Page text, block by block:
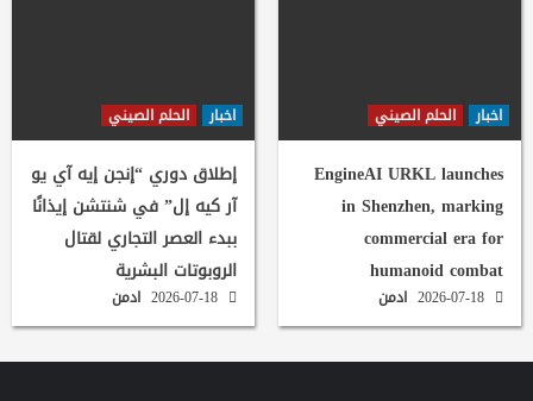
اخبار الحلم الصيني
EngineAI URKL launches
in Shenzhen, marking
commercial era for
humanoid combat
ادمن
اخبار الحلم الصيني
إطلاق دوري “إنجن إيه آي يو
آر كيه إل” في شنتشن إيذانًا
ببدء العصر التجاري لقتال
الروبوتات البشرية
ادمن